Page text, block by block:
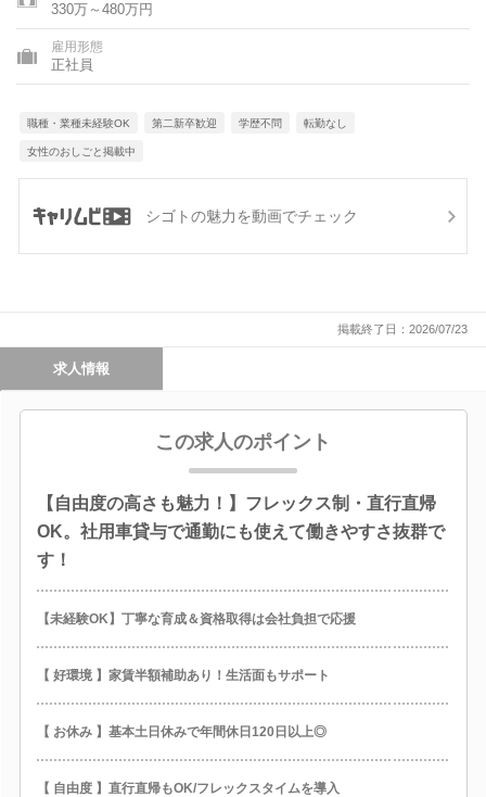
330万～480万円
雇用形態
正社員
職種・業種未経験OK 第二新卒歓迎 学歴不問 転勤なし
女性のおしごと掲載中
シゴトの魅力を動画でチェック
掲載終了日：2026/07/23
求人情報
この求人のポイント
【自由度の高さも魅力！】フレックス制・直行直帰
OK。社用車貸与で通勤にも使えて働きやすさ抜群で
す！
【未経験OK】丁寧な育成＆資格取得は会社負担で応援
【 好環境 】家賃半額補助あり！生活面もサポート
【 お休み 】基本土日休みで年間休日120日以上◎
【 自由度 】直行直帰もOK/フレックスタイムを導入